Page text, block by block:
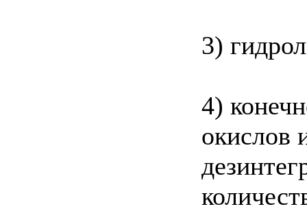
3)
4)
окислов